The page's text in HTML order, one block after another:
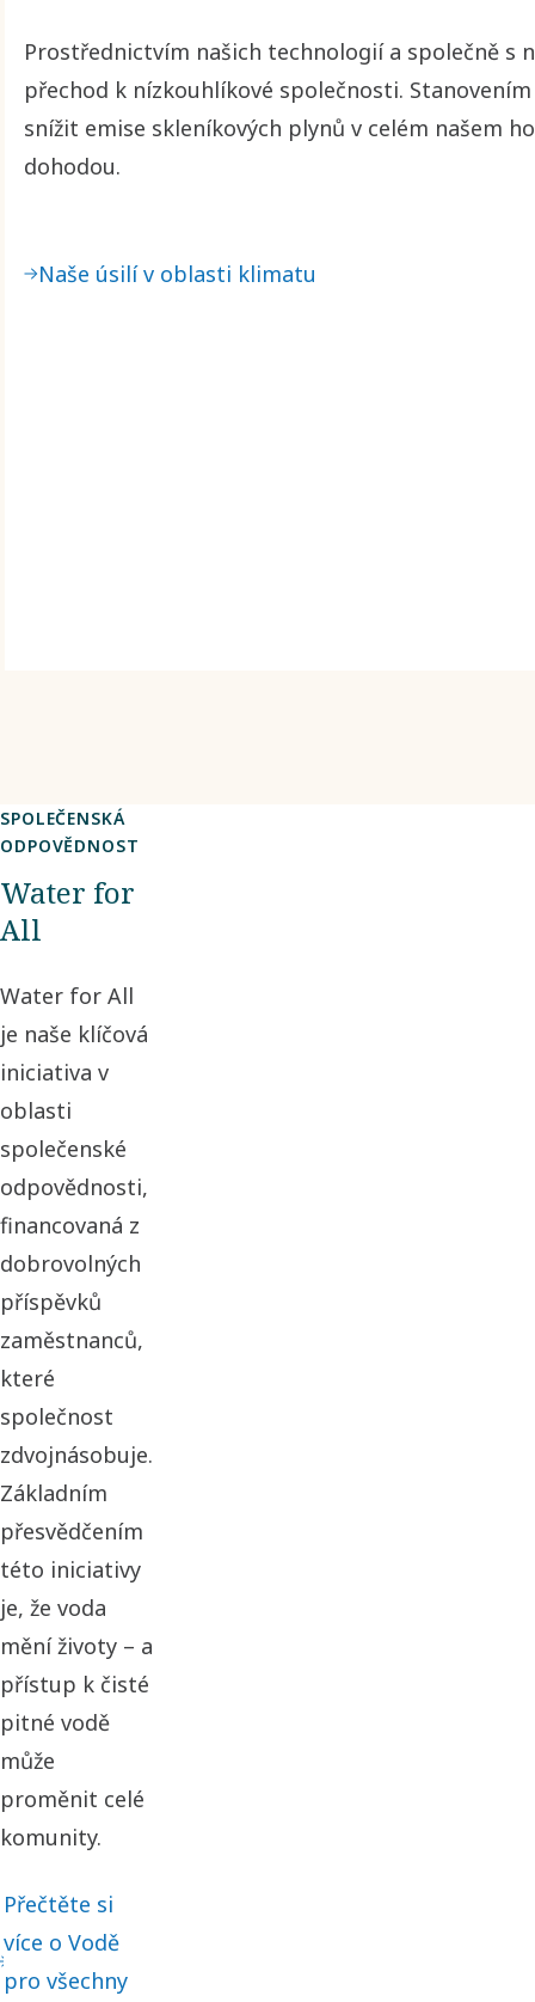
Prostřednictvím našich technologií a společně s
přechod k nízkouhlíkové společnosti.
snížit emise skleníkových plynů v celém našem
dohodou.
Naše úsilí v oblasti klimatu
SPOLEČENSKÁ
ODPOVĚDNOST
Water for
All
Water for All
je naše klíčová
iniciativa v
oblasti
společenské
odpovědnosti,
financovaná z
dobrovolných
příspěvků
zaměstnanců,
které
společnost
zdvojnásobuje.
Základním
přesvědčením
této iniciativy
je, že voda
mění životy – a
přístup k čisté
pitné vodě
může
proměnit celé
komunity.
Přečtěte si
více o Vodě
pro všechny